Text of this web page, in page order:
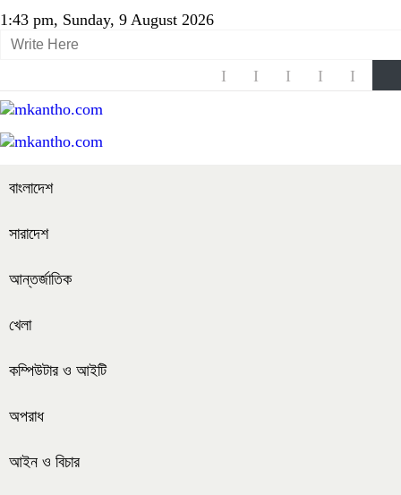
1:43 pm, Sunday, 9 August 2026
বাংলাদেশ
সারাদেশ
আন্তর্জাতিক
খেলা
কম্পিউটার ও আইটি
অপরাধ
আইন ও বিচার